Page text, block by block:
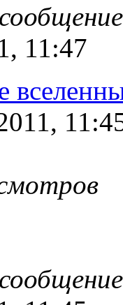
11:47